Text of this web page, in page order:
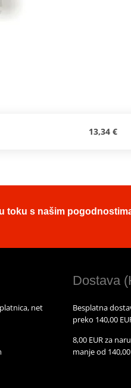
13,34 €
toku s našim
net
Dostava
Besplatna
preko 140,00
8,00 EUR za
manje od 140,00